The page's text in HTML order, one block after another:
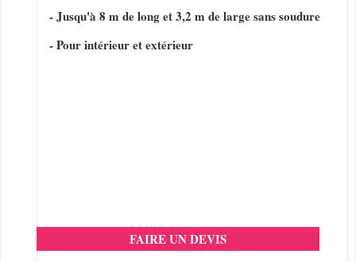
- Jusqu'à 8 m de long et 3,2 m de large sans soudure
- Pour intérieur et extérieur
FAIRE UN DEVIS